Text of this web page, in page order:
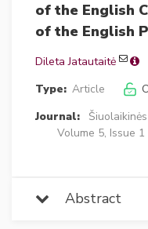
of the English
of the English
Dileta Jatautaitė
Type: Article
Journal:
Volume 5, Issue
Abstract